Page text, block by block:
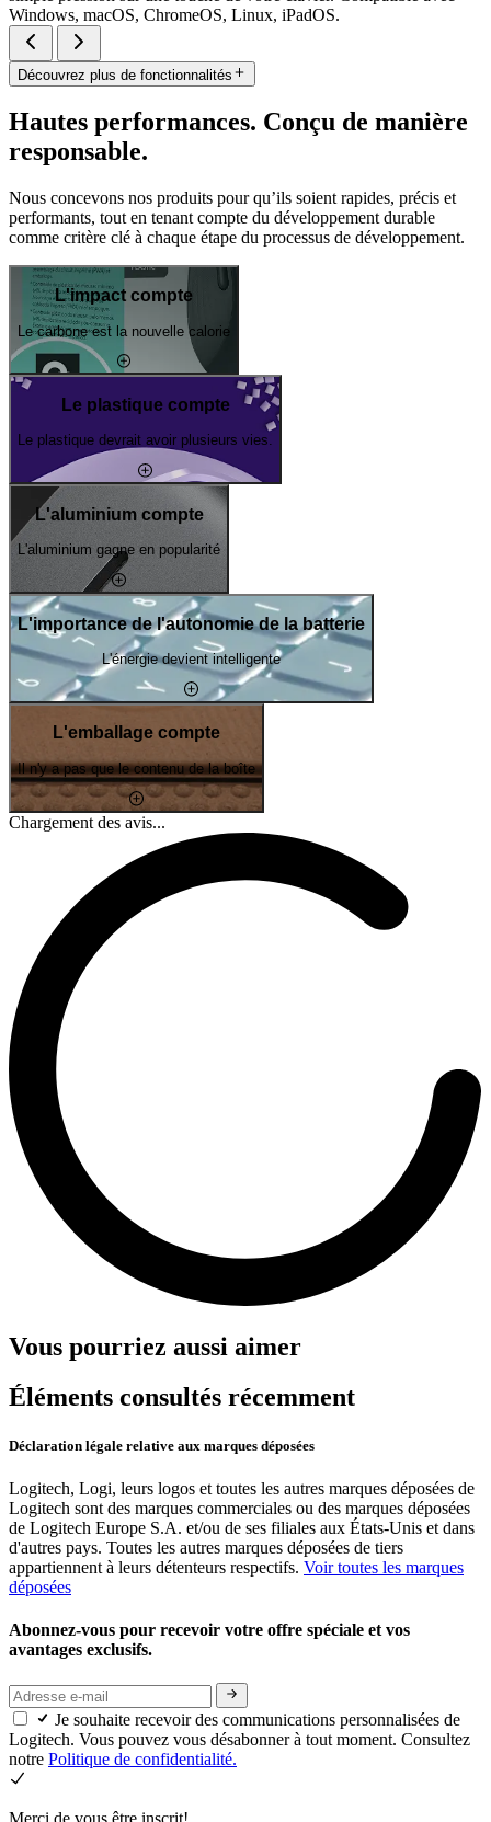
Windows, macOS, ChromeOS, Linux, iPadOS.
Découvrez plus de fonctionnalités
Hautes performances. Conçu de manière
responsable.
Nous concevons nos produits pour qu’ils soient rapides, précis et
performants, tout en tenant compte du développement durable
comme critère clé à chaque étape du processus de développement.
L'impact compte
Le carbone est la nouvelle calorie
Le plastique compte
Le plastique devrait avoir plusieurs vies.
L'aluminium compte
L'aluminium gagne en popularité
L'importance de l'autonomie de la batterie
L'énergie devient intelligente
L'emballage compte
Il n'y a pas que le contenu de la boîte
Chargement des avis...
Vous pourriez aussi aimer
Éléments consultés récemment
Déclaration légale relative aux marques déposées
Logitech, Logi, leurs logos et toutes les autres marques déposées de
Logitech sont des marques commerciales ou des marques déposées
de Logitech Europe S.A. et/ou de ses filiales aux États-Unis et dans
d'autres pays. Toutes les autres marques déposées de tiers
appartiennent à leurs détenteurs respectifs. Voir toutes les marques
déposées
Abonnez-vous pour recevoir votre offre spéciale et vos
avantages exclusifs.
Je souhaite recevoir des communications personnalisées de
Logitech. Vous pouvez vous désabonner à tout moment. Consultez
notre Politique de confidentialité.
Merci de vous être inscrit!